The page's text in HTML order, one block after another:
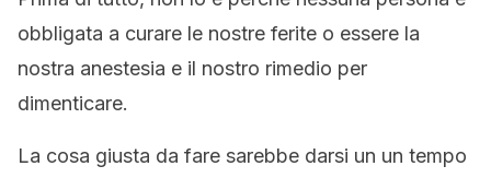
obbligata a curare le nostre ferite o essere la
nostra anestesia e il nostro rimedio per
dimenticare.
La cosa giusta da fare sarebbe darsi un un tempo